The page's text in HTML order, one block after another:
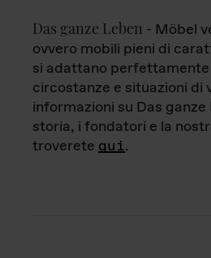
Das ganze Leben - Möbel
ovvero mobili pieni di
si adattano perfettamente
circostanze e situazioni di
informazioni su Das
storia, i fondatori e la
troverete qui.